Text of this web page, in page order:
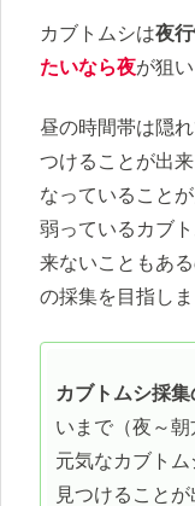
カブトムシは夜
たいなら夜が狙
昼の時間帯は隠
つけることが出
なっていることが
弱っているカブ
来ないこともあ
の採集を目指しま
カブトムシ採
いまで（夜～朝
元気なカブトム
見つけること